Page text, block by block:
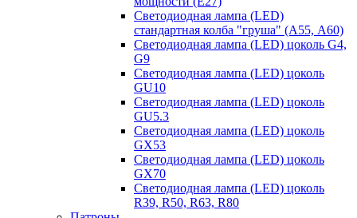
Светодиодная лампа (LED)
стандартная колба "груша" (А55, А60)
Светодиодная лампа (LED) цоколь G4,
G9
Светодиодная лампа (LED) цоколь
GU10
Светодиодная лампа (LED) цоколь
GU5.3
Светодиодная лампа (LED) цоколь
GX53
Светодиодная лампа (LED) цоколь
GX70
Светодиодная лампа (LED) цоколь
R39, R50, R63, R80